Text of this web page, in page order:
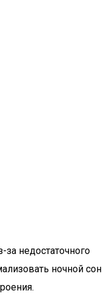
недостаточного
ночной сон